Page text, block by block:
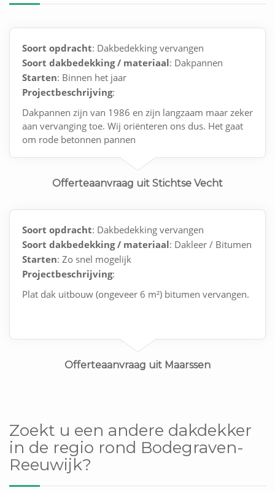
Soort opdracht: Dakbedekking vervangen
Soort dakbedekking / materiaal: Dakpannen
Starten: Binnen het jaar
Projectbeschrijving:
Dakpannen zijn van 1986 en zijn langzaam maar zeker
aan vervanging toe. Wij oriënteren ons dus. Het gaat
om rode betonnen pannen
Offerteaanvraag uit Stichtse Vecht
Soort opdracht: Dakbedekking vervangen
Soort dakbedekking / materiaal: Dakleer / Bitumen
Starten: Zo snel mogelijk
Projectbeschrijving:
Plat dak uitbouw (ongeveer 6 m²) bitumen vervangen.
Offerteaanvraag uit Maarssen
Zoekt u een andere dakdekker
in de regio rond Bodegraven-
Reeuwijk?